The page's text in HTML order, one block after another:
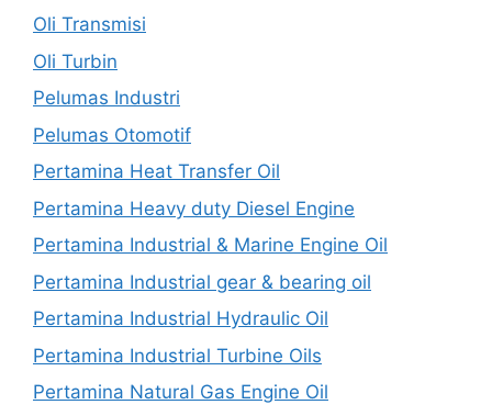
Oli Transmisi
Oli Turbin
Pelumas Industri
Pelumas Otomotif
Pertamina Heat Transfer Oil
Pertamina Heavy duty Diesel Engine
Pertamina Industrial & Marine Engine Oil
Pertamina Industrial gear & bearing oil
Pertamina Industrial Hydraulic Oil
Pertamina Industrial Turbine Oils
Pertamina Natural Gas Engine Oil